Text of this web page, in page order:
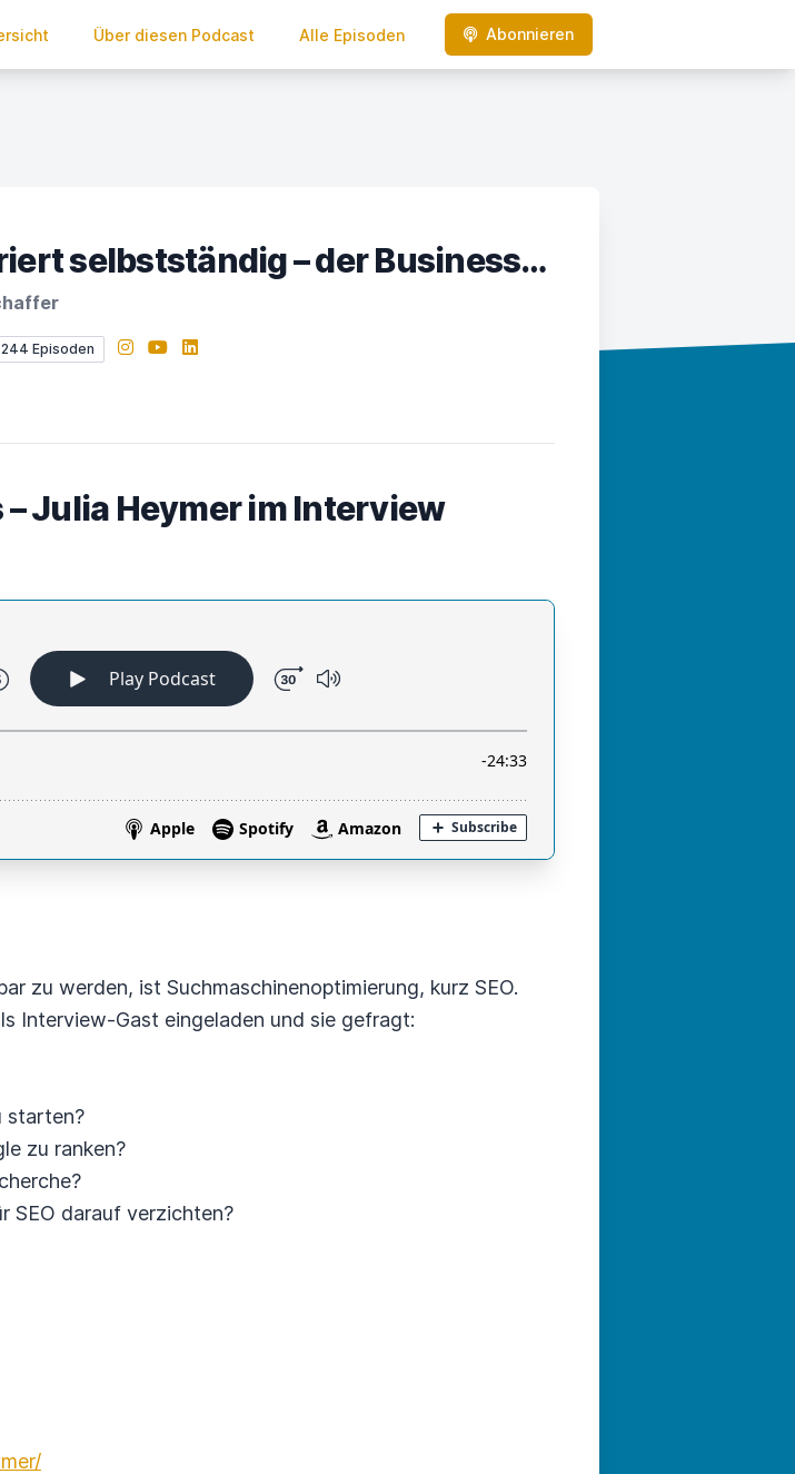
Über diesen Podcast Alle Episoden Abonnieren
Strukturiert selbstständig – der Business-Podcast für Soloselbstständige
244 Episoden Instagram
YouTubeLinkedIn
Julia Heymer im Interview
zu werden, ist Suchmaschinenoptimierung, kurz SEO.
Interview-Gast eingeladen und sie gefragt:
starten?
zu ranken?
SEO darauf verzichten?